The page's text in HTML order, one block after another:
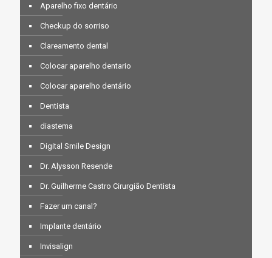
Aparelho fixo dentário
Checkup do sorriso
Clareamento dental
Colocar aparelho dentario
Colocar aparelho dentário
Dentista
diastema
Digital Smile Design
Dr. Alysson Resende
Dr. Guilherme Castro Cirurgião Dentista
Fazer um canal?
Implante dentário
Invisalign